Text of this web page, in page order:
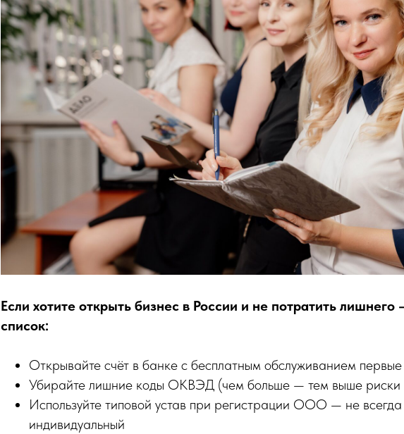
Если хотите открыть бизнес в России и не потратить
список:
Открывайте счёт в банке с бесплатным обслуживанием
Убирайте лишние коды ОКВЭД (чем больше — тем выше риски
Используйте типовой устав при регистрации ООО — не
индивидуальный